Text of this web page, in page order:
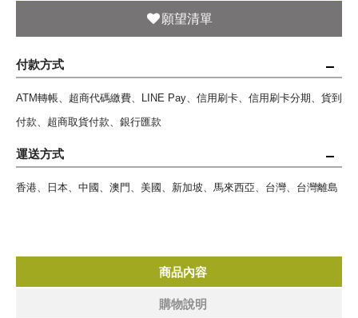
願望清單
付款方式
ATM轉帳、超商代碼繳費、LINE Pay、信用刷卡、信用刷卡分期、貨到
付款、超商取貨付款、銀行匯款
運送方式
香港、日本、中國、澳門、美國、新加坡、馬來西亞、台灣、台灣離島
商品內容
購物說明